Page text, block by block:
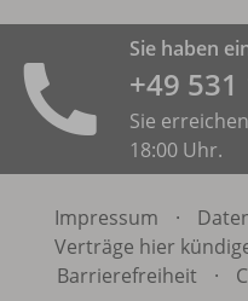
Sie haben
+49 531
Sie
18:00 Uhr.
Impressum ·
Verträge hier
Barrierefreiheit
·